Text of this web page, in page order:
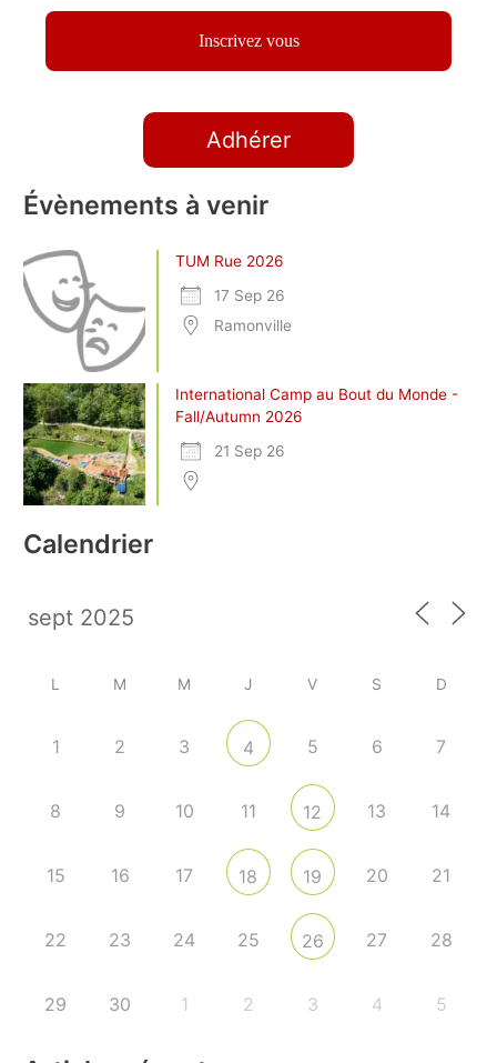
Adhérer
Évènements à venir
TUM Rue 2026
17 Sep 26
Ramonville
International Camp au Bout du Monde -
Fall/Autumn 2026
21 Sep 26
Calendrier
L M M J V S D
1 2 3 4 5 6 7
8 9 10 11 12 13 14
15 16 17 18 19 20 21
22 23 24 25 26 27 28
29 30 1 2 3 4 5